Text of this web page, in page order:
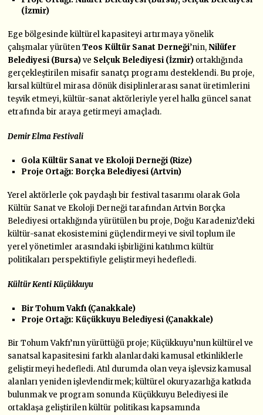
(İzmir)
Ege bölgesinde kültürel kapasiteyi artırmaya yönelik
çalışmalar yürütenTeos Kültür Sanat Derneği’nin,Nilüfer
Belediyesi (Bursa)ve Selçuk Belediyesi (İzmir) ortaklığında
gerçekleştirilen misafir sanatçı programı desteklendi. Bu proje,
kırsal kültürel mirasa dönük disiplinlerarası sanat üretimlerini
teşvik etmeyi, kültür-sanat aktörleriyle yerel halkı güncel sanat
etrafında bir araya getirmeyi amaçladı.
Demir Elma Festivali
Gola Kültür Sanat ve Ekoloji Derneği (Rize)
Proje Ortağı: Borçka Belediyesi (Artvin)
Yerel aktörlerle çok paydaşlı bir festival tasarımı olarak Gola
Kültür Sanat ve Ekoloji Derneği tarafından Artvin Borçka
Belediyesi ortaklığında yürütülen bu proje, Doğu Karadeniz’deki
kültür-sanat ekosistemini güçlendirmeyi ve sivil toplum ile
yerel yönetimler arasındaki işbirliğini katılımcı kültür
politikaları perspektifiyle geliştirmeyi hedefledi.
Kültür Kenti Küçükkuyu
Bir Tohum Vakfı (Çanakkale)
Proje Ortağı: Küçükkuyu Belediyesi (Çanakkale)
Bir Tohum Vakfı’nın yürüttüğü proje; Küçükkuyu’nun kültürel ve
sanatsal kapasitesini farklı alanlardaki kamusal etkinliklerle
geliştirmeyi hedefledi. Atıl durumda olan veya işlevsiz kamusal
alanları yeniden işlevlendirmek; kültürel okuryazarlığa katkıda
bulunmak ve program sonunda Küçükkuyu Belediyesi ile
ortaklaşa geliştirilen kültür politikası kapsamında